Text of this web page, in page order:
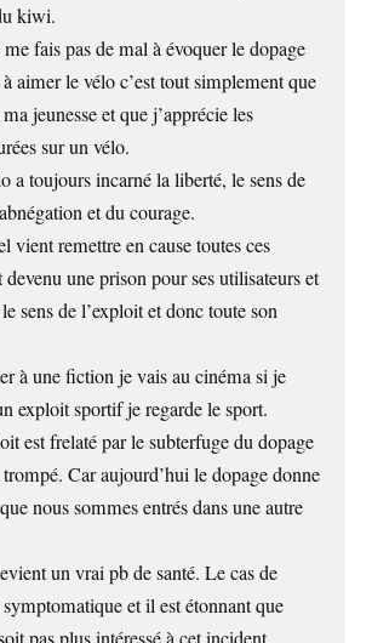
kiwi.
me fais pas de mal à évoquer le dopage
aimer le vélo c’est tout simplement que
jeunesse et que j’apprécie les
sur un vélo.
a toujours incarné la liberté, le sens de
et du courage.
vient remettre en cause toutes ces
une prison pour ses utilisateurs et
sens de l’exploit et donc toute son
à une fiction je vais au cinéma si je
exploit sportif je regarde le sport.
est frelaté par le subterfuge du dopage
Car aujourd’hui le dopage donne
nous sommes entrés dans une autre
un vrai pb de santé. Le cas de
et il est étonnant que